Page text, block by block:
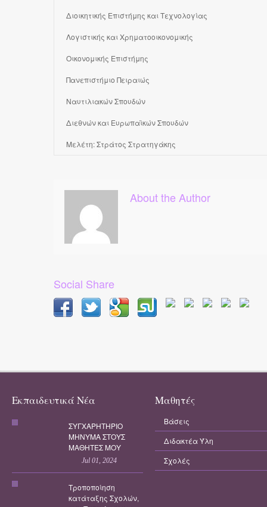
Διοικητικής Επιστήμης και Τεχνολογίας
Λογιστικής και Χρηματοοικονομικής
Οικονομικής Επιστήμης
Πανεπιστήμιο Πειραιώς
Ναυτιλιακών Σπουδών
Διεθνών και Ευρωπαϊκών Σπουδών
Μελέτη: Στράτος Στρατηγάκης
About the Author
Social Share
Εκπαιδευτικά Νέα
ΣΥΓΧΑΡΗΤΗΡΙΟ
ΜΗΝΥΜΑ ΣΤΟΥΣ
ΜΑΘΗΤΕΣ ΜΟΥ
Jul 01, 2024
Τροποποίηση
κατάταξης Σχολών,
Μαθητές
Βάσεις
Διδακτέα Ύλη
Σχολές